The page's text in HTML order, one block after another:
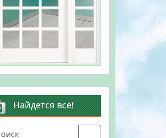
Найдется всё!